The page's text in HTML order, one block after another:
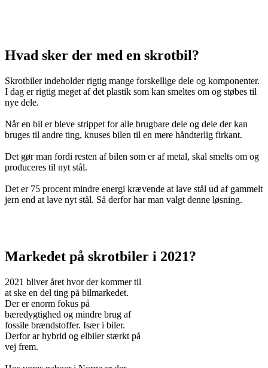
Hvad sker der med en skrotbil?
Skrotbiler indeholder rigtig mange forskellige dele og komponenter.
I dag er rigtig meget af det plastik som kan smeltes om og støbes til
nye dele.
Når en bil er bleve strippet for alle brugbare dele og dele der kan
bruges til andre ting, knuses bilen til en mere håndterlig firkant.
Det gør man fordi resten af bilen som er af metal, skal smelts om og
produceres til nyt stål.
Det er 75 procent mindre energi krævende at lave stål ud af gammelt
jern end at lave nyt stål. Så derfor har man valgt denne løsning.
Markedet på skrotbiler i 2021?
2021 bliver året hvor der kommer til
at ske en del ting på bilmarkedet.
Der er enorm fokus på
bæredygtighed og mindre brug af
fossile brændstoffer. Især i biler.
Derfor ar hybrid og elbiler stærkt på
vej frem.